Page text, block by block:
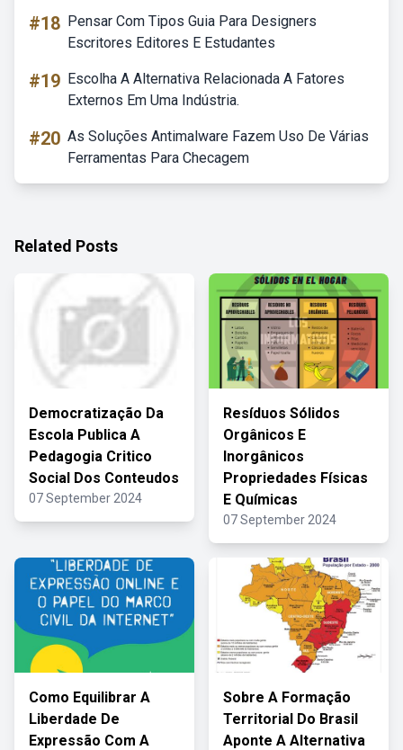
#18 Pensar Com Tipos Guia Para Designers
Escritores Editores E Estudantes
#19 Escolha A Alternativa Relacionada A Fatores
Externos Em Uma Indústria.
#20 As Soluções Antimalware Fazem Uso De Várias
Ferramentas Para Checagem
Related Posts
Democratização Da
Escola Publica A
Pedagogia Critico
Social Dos Conteudos
07 September 2024
Resíduos Sólidos
Orgânicos E
Inorgânicos
Propriedades Físicas
E Químicas
07 September 2024
Como Equilibrar A
Liberdade De
Expressão Com A
Sobre A Formação
Territorial Do Brasil
Aponte A Alternativa